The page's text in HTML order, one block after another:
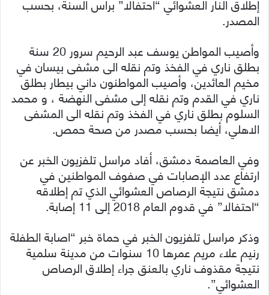
المصدر.
وأصيب المواطن يوسف عبد الرحيم سرور 20 سنة
بطلق ناري في الفخذ وتم نقله الى مشفى بيسان في
مخيم العائدين، وأصيب المواطنون داني بيطار بطلق
ناري في القدم وتم نقله إلى مشفى النهضة ، و محمد
السلوم بطلق ناري في الفخذ وتم نقله الى المشفى
الاهلي، أيضا بحسب مصدر من صحة حمص.
وفي العاصمة دمشق، أفاد مراسل تلفزيون الخبر عن
ارتفاع عدد الإصابات في صفوف المواطنين في
دمشق نتيجة الرصاص العشوائي الذي تم إطلاقه
“احتفالا” في قدوم العام 2018 إلى 11 إصابة.
وذكر مراسل تلفزيون الخبر في حماة خبر “اصابة الطفلة
رنيم علاء مريم عمرها 10 سنوات من مدينة سلمية
نتيجة مقذوف ناري بالعنق جراء إطلاق الرصاص
العشوائي”.